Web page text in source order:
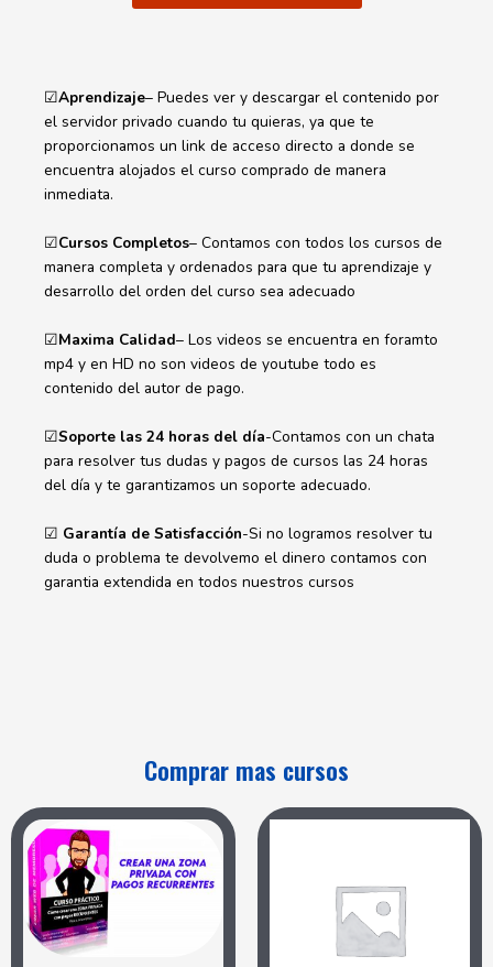
☑Aprendizaje– Puedes ver y descargar el contenido por
el servidor privado cuando tu quieras, ya que te
proporcionamos un link de acceso directo a donde se
encuentra alojados el curso comprado de manera
inmediata.
☑Cursos Completos– Contamos con todos los cursos de
manera completa y ordenados para que tu aprendizaje y
desarrollo del orden del curso sea adecuado
☑Maxima Calidad– Los videos se encuentra en foramto
mp4 y en HD no son videos de youtube todo es
contenido del autor de pago.
☑Soporte las 24 horas del día-Contamos con un chata
para resolver tus dudas y pagos de cursos las 24 horas
del día y te garantizamos un soporte adecuado.
☑ Garantía de Satisfacción-Si no logramos resolver tu
duda o problema te devolvemo el dinero contamos con
garantia extendida en todos nuestros cursos
Comprar mas cursos